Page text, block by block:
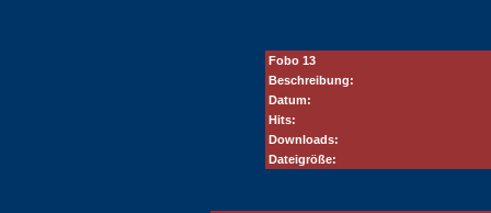
Fobo 13
Beschreibung:
Datum:
Hits:
Downloads:
Dateigröße: